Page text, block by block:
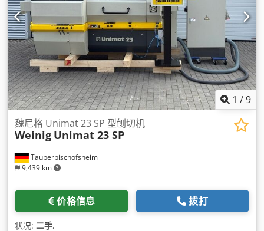
1 /9
Tauberbischofsheim
9,439 km
魏尼格 Unimat 23 SP 型刨切机
Weinig Unimat 23 SP
价格信息 拨打
状况: 二手,